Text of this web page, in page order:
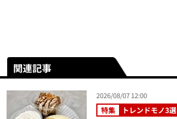
関連記事
2026/08/07 12:00
特集 トレンドモノ3選